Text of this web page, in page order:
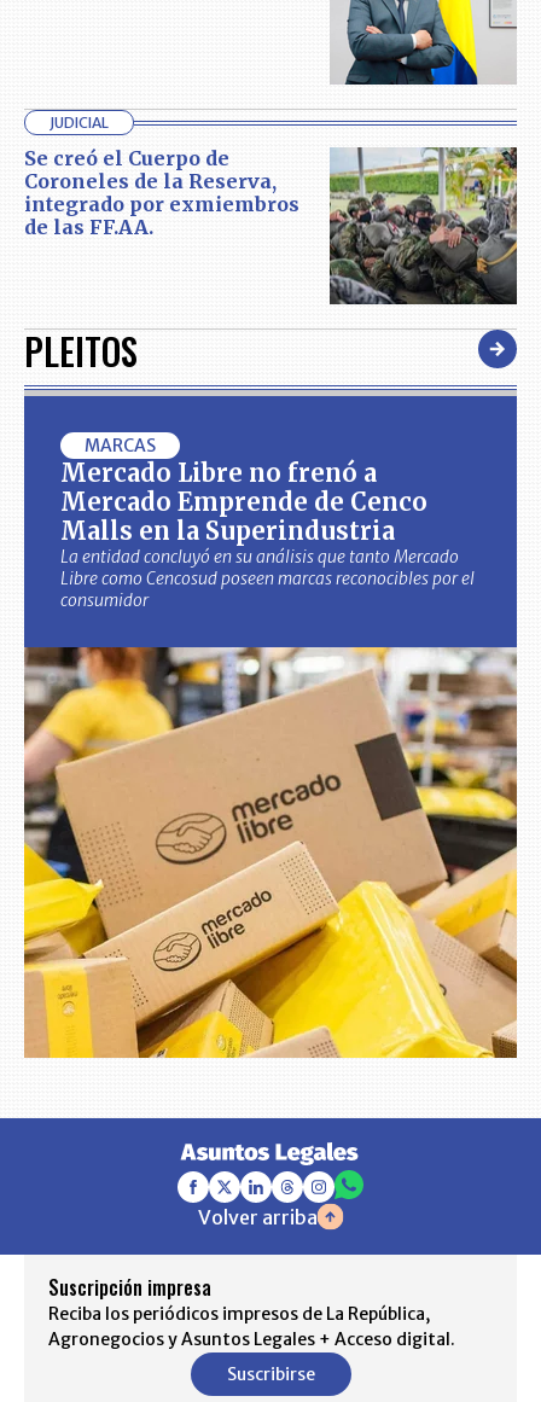
JUDICIAL
Se creó el Cuerpo de
Coroneles de la Reserva,
integrado por exmiembros
de las FF.AA.
PLEITOS
MARCAS
Mercado Libre no frenó a
Mercado Emprende de Cenco
Malls en la Superindustria
La entidad concluyó en su análisis que tanto Mercado
Libre como Cencosud poseen marcas reconocibles por el
consumidor
Volver arriba
Suscripción impresa
Reciba los periódicos impresos de La República,
Agronegocios y Asuntos Legales + Acceso digital.
Suscribirse